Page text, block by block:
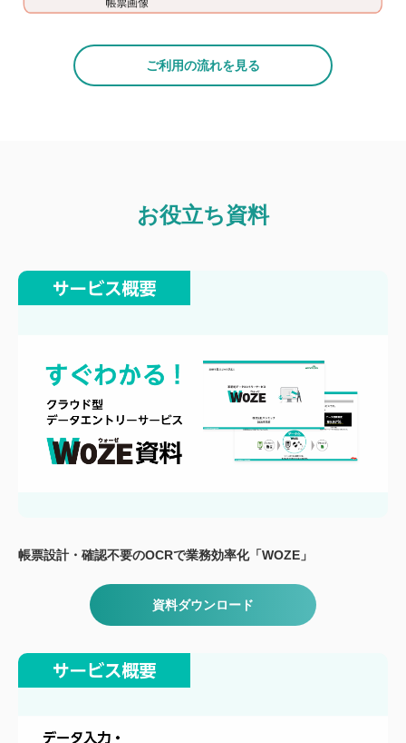
ご利用の流れを見る
お役立ち資料
帳票設計・確認不要のOCRで業務効率化「WOZE」
資料ダウンロード